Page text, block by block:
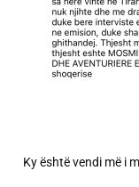
A është prishur